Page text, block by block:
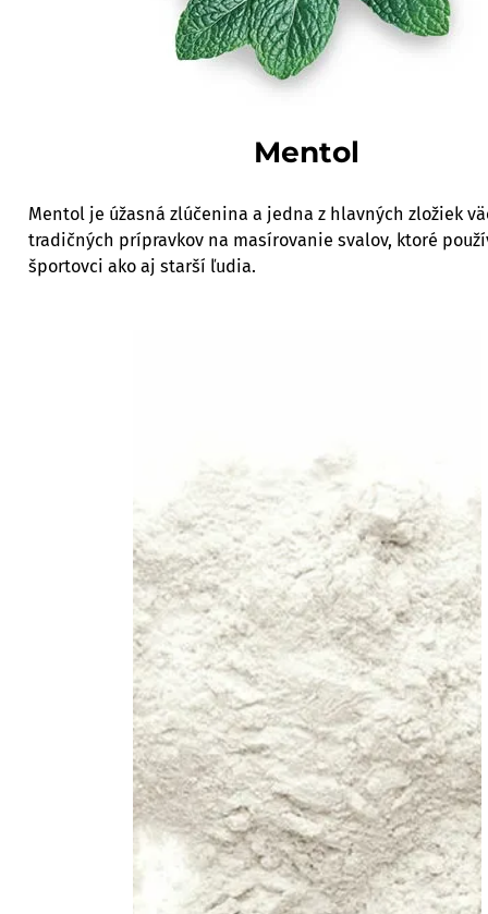
Mentol
Mentol je úžasná zlúčenina a jedna z hlavných zložiek
tradičných prípravkov na masírovanie svalov, ktoré
športovci ako aj starší ľudia.